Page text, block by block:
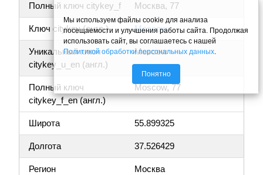
Полный ключ citykey_f Москва, 77
Ключ citykey (англ.) Moscow
Уникальный ключ
citykey_u_en (англ.)
Moscow
Полный ключ
citykey_f_en (англ.)
Moscow, 77
Широта 55.899325
Долгота 37.526429
Регион Москва
Мы используем файлы cookie для анализа
посещаемости и улучшения работы сайта. Продолжая
использовать сайт, вы соглашаетесь с нашей
Политикой обработки персональных данных.
Понятно